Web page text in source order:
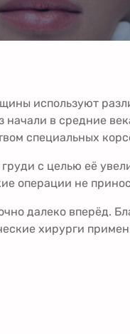
используют
в средние
специальных
с целью её
операции не
далеко вперёд.
хирурги